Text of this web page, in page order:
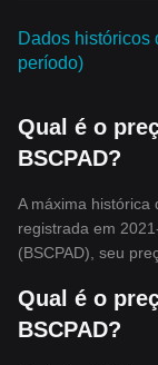
Dados históricos
período)
Qual é o
BSCPAD?
A máxima histórica
registrada em
(BSCPAD), seu
Qual é o
BSCPAD?